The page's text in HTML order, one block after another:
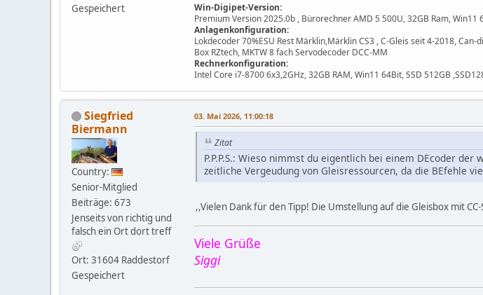
Gespeichert
Win-Digipet-Version:
Premium Version 2025.0b , Bürorechner AMD 5 500U, 32GB Ram, Win11
Anlagenkonfiguration:
Lokdecoder 70%ESU Rest Märklin,Märklin CS3 , C-Gleis seit 4-2018,
Box RZtech, MKTW 8 fach Servodecoder DCC-MM
Rechnerkonfiguration:
Intel Core i7-8700 6x3,2GHz, 32GB RAM, Win11 64Bit, SSD 512GB
Siegfried
Biermann
Country:
Senior-Mitglied
Beiträge: 673
Jenseits von richtig und
falsch ein Ort dort treff
Ort: 31604 Raddestorf
Gespeichert
03. Mai 2026, 11:00:18
Zitat
P.P.P.S.: Wieso nimmst du eigentlich bei einem DEcoder
zeitliche Vergeudung von Gleisressourcen, da die BEfehle
,,Vielen Dank für den Tipp! Die Umstellung auf die Gleisbox mit
Viele Grüße
Siggi